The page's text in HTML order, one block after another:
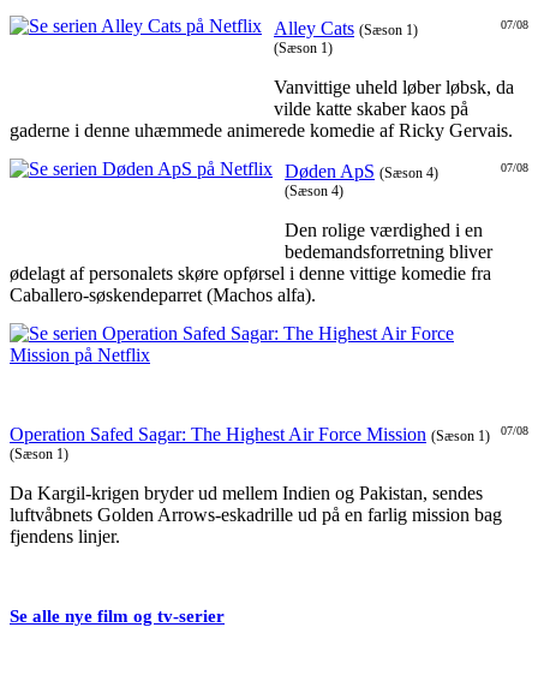
07/08
Alley Cats (Sæson 1)
(Sæson 1)
Vanvittige uheld løber løbsk, da
vilde katte skaber kaos på
gaderne i denne uhæmmede animerede komedie af Ricky Gervais.
07/08
Døden ApS (Sæson 4)
(Sæson 4)
Den rolige værdighed i en
bedemandsforretning bliver
ødelagt af personalets skøre opførsel i denne vittige komedie fra
Caballero-søskendeparret (Machos alfa).
07/08
Operation Safed Sagar: The Highest Air Force Mission (Sæson 1)
(Sæson 1)
Da Kargil-krigen bryder ud mellem Indien og Pakistan, sendes
luftvåbnets Golden Arrows-eskadrille ud på en farlig mission bag
fjendens linjer.
Se alle nye film og tv-serier